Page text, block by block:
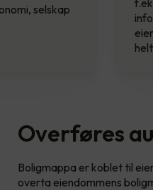
selskap
Overføres
Boligmappa er koblet til
overta eiendommens